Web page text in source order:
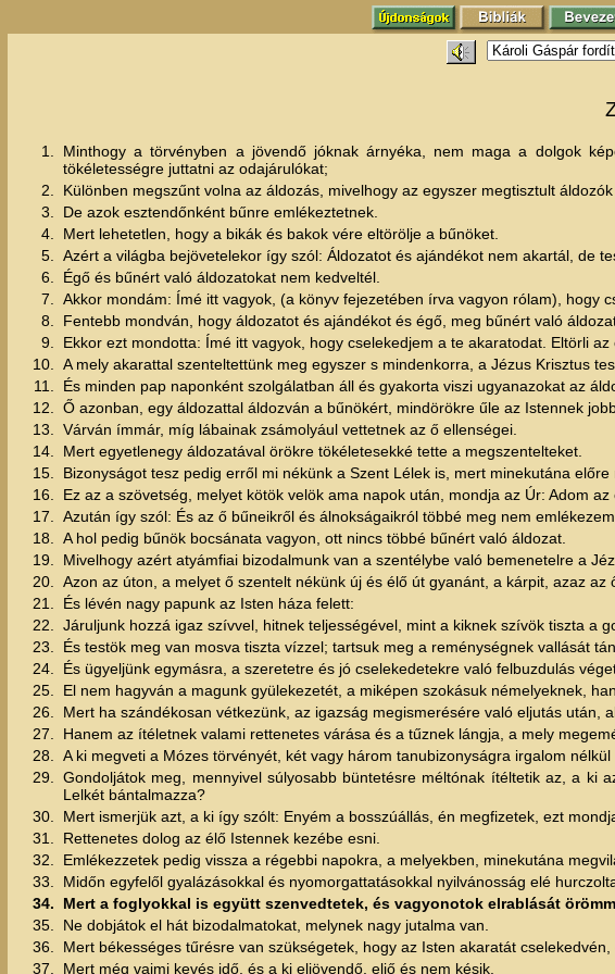
1.
Minthogy a törvényben a jövendő jóknak árnyéka, nem maga a dolgok
tökéletességre juttatni az odajárulókat;
2.
Különben megszűnt volna az áldozás, mivelhogy az egyszer megtisztult
3.
De azok esztendőnként bűnre emlékeztetnek.
4.
Mert lehetetlen, hogy a bikák és bakok vére eltörölje a bűnöket.
5.
Azért a világba bejövetelekor így szól: Áldozatot és ajándékot nem akartál, de
6.
Égő és bűnért való áldozatokat nem kedveltél.
7.
Akkor mondám: Ímé itt vagyok, (a könyv fejezetében írva vagyon rólam), hogy
8.
Fentebb mondván, hogy áldozatot és ajándékot és égő, meg bűnért való
9.
Ekkor ezt mondotta: Ímé itt vagyok, hogy cselekedjem a te akaratodat. Eltörli
10.
A mely akarattal szenteltettünk meg egyszer s mindenkorra, a Jézus Krisztus
11.
És minden pap naponként szolgálatban áll és gyakorta viszi ugyanazokat az
12.
Ő azonban, egy áldozattal áldozván a bűnökért, mindörökre űle az Istennek
13.
Várván ímmár, míg lábainak zsámolyául vettetnek az ő ellenségei.
14.
Mert egyetlenegy áldozatával örökre tökéletesekké tette a megszentelteket.
15.
Bizonyságot tesz pedig erről mi nékünk a Szent Lélek is, mert minekutána előre
16.
Ez az a szövetség, melyet kötök velök ama napok után, mondja az Úr: Adom
17.
Azután így szól: És az ő bűneikről és álnokságaikról többé meg nem emlékezem.
18.
A hol pedig bűnök bocsánata vagyon, ott nincs többé bűnért való áldozat.
19.
Mivelhogy azért atyámfiai bizodalmunk van a szentélybe való bemenetelre a
20.
Azon az úton, a melyet ő szentelt nékünk új és élő út gyanánt, a kárpit, azaz az
21.
És lévén nagy papunk az Isten háza felett:
22.
Járuljunk hozzá igaz szívvel, hitnek teljességével, mint a kiknek szívök tiszta a
23.
És testök meg van mosva tiszta vízzel; tartsuk meg a reménységnek vallását
24.
És ügyeljünk egymásra, a szeretetre és jó cselekedetekre való felbuzdulás
25.
El nem hagyván a magunk gyülekezetét, a miképen szokásuk némelyeknek,
26.
Mert ha szándékosan vétkezünk, az igazság megismerésére való eljutás után,
27.
Hanem az ítéletnek valami rettenetes várása és a tűznek lángja, a mely
28.
A ki megveti a Mózes törvényét, két vagy három tanubizonyságra irgalom nélkül
29.
Gondoljátok meg, mennyivel súlyosabb büntetésre méltónak ítéltetik az, a ki
Lelkét bántalmazza?
30.
Mert ismerjük azt, a ki így szólt: Enyém a bosszúállás, én megfizetek, ezt
31.
Rettenetes dolog az élő Istennek kezébe esni.
32.
Emlékezzetek pedig vissza a régebbi napokra, a melyekben, minekutána
33.
Midőn egyfelől gyalázásokkal és nyomorgattatásokkal nyilvánosság elé
34.
Mert a foglyokkal is együtt szenvedtetek, és vagyonotok elrablását
35.
Ne dobjátok el hát bizodalmatokat, melynek nagy jutalma van.
36.
Mert békességes tűrésre van szükségetek, hogy az Isten akaratát cselekedvén,
37.
Mert még vajmi kevés idő, és a ki eljövendő, eljő és nem késik.